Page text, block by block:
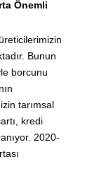
Önemli
Bunun
borcunu
tarımsal
kredi
2020-